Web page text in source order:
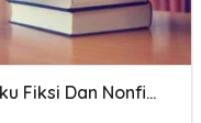
Buku Fiksi Dan Nonfiksi